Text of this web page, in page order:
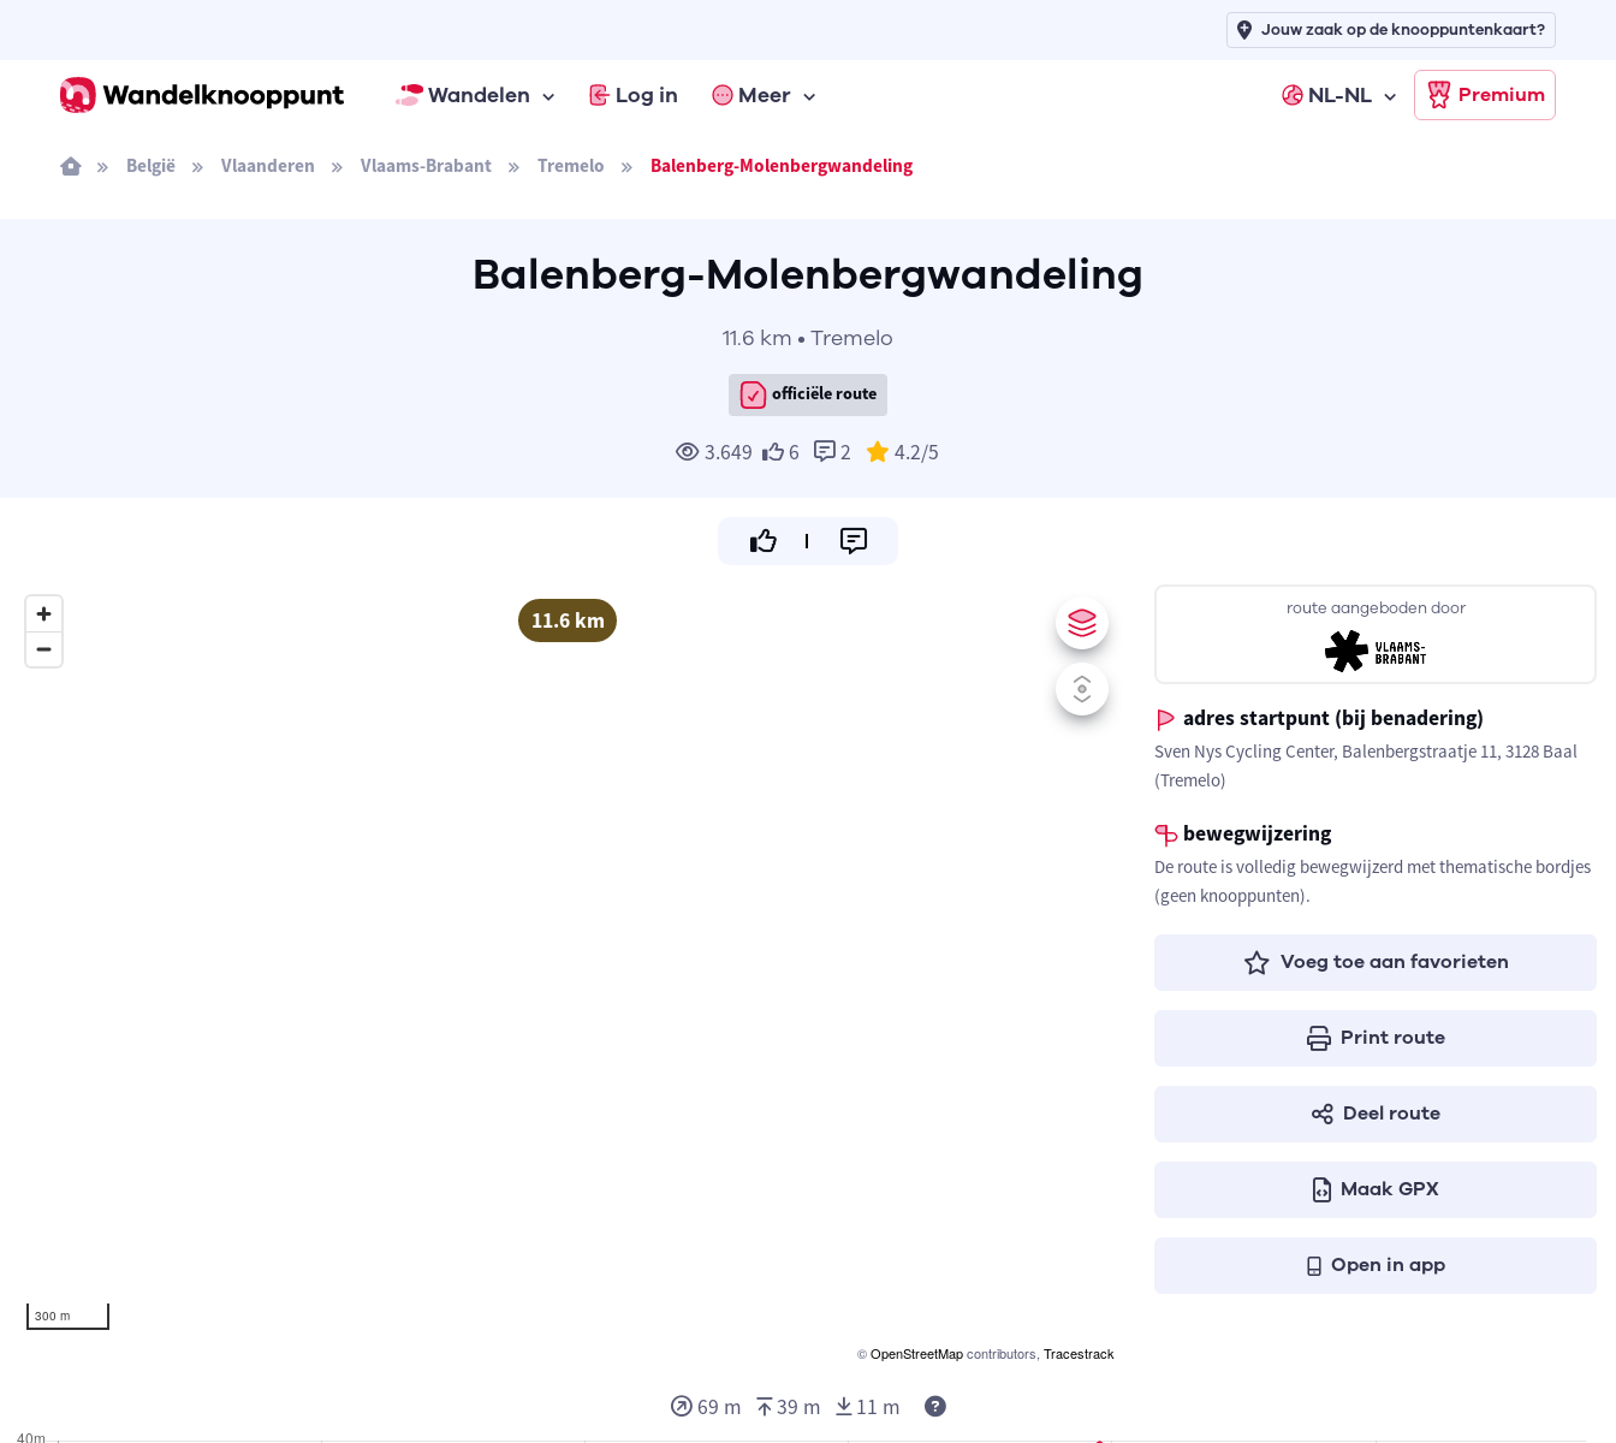
Wandelen Log in Meer NL-NL Premium
Jouw zaak op de knooppuntenkaart?
België Vlaanderen Vlaams-Brabant Tremelo Balenberg-Molenbergwandeling
Balenberg-Molenbergwandeling
11.6 km • Tremelo
officiële route
3.649 6 2 4.2/5
11.6 km
300 m
©OpenStreetMapcontributors, Tracestrack
route aangeboden door
adres startpunt (bij benadering)
Sven Nys Cycling Center, Balenbergstraatje 11, 3128 Baal
(Tremelo)
bewegwijzering
De route is volledig bewegwijzerd met thematische bordjes
(geen knooppunten).
Voeg toe aan favorieten
Print route
Deel route
Maak GPX
Open in app
69 m 39 m 11 m